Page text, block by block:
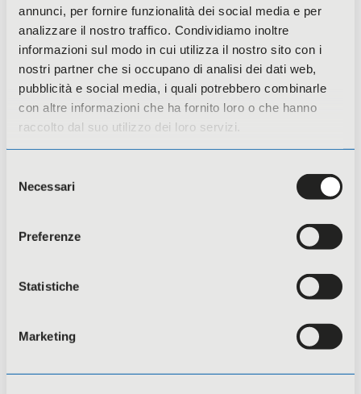
annunci, per fornire funzionalità dei social media e per
analizzare il nostro traffico. Condividiamo inoltre
informazioni sul modo in cui utilizza il nostro sito con i
nostri partner che si occupano di analisi dei dati web,
pubblicità e social media, i quali potrebbero combinarle
con altre informazioni che ha fornito loro o che hanno
raccolto dal suo utilizzo dei loro servizi.
delNecessari
Preferenze
Statistiche
Marketing
Provincia di Bergamo- Cultura e Territorio